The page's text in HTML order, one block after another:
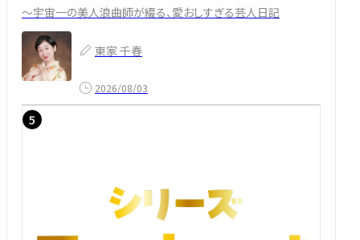
～宇宙一の美人浪曲師が綴る、愛おしすぎる芸人日記
東家 千春
2026/08/03